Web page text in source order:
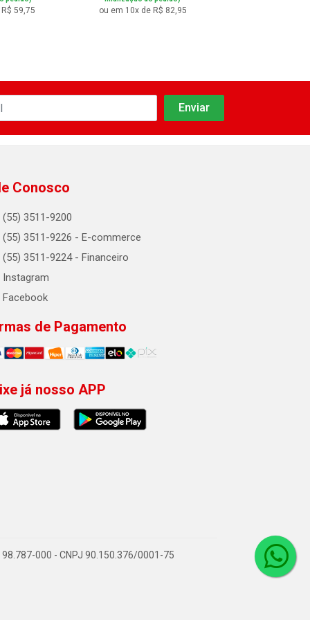
59,75 ou em 10x de R$ 82,95
Conosco
(55) 3511-9200
(55) 3511-9226 - E-commerce
(55) 3511-9224 - Financeiro
Instagram
Facebook
de Pagamento
já nosso APP
98.787-000 - CNPJ 90.150.376/0001-75